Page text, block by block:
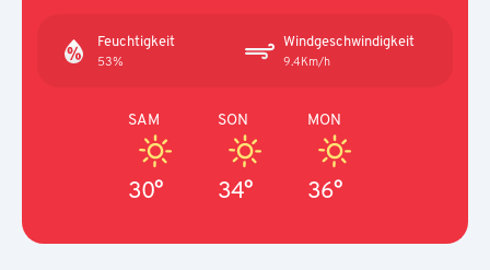
Feuchtigkeit
53%
Windgeschwindigkeit
9.4Km/h
SAM
30°
SON
34°
MON
36°